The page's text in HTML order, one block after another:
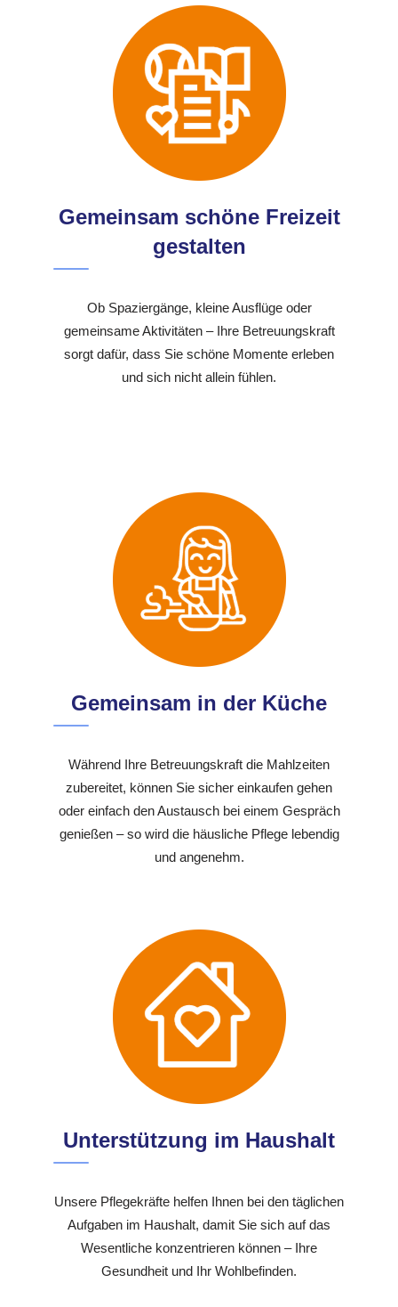
Gemeinsam schöne Freizeit
gestalten
Ob Spaziergänge, kleine Ausflüge oder
gemeinsame Aktivitäten – Ihre Betreuungskraft
sorgt dafür, dass Sie schöne Momente erleben
und sich nicht allein fühlen.
Gemeinsam in der Küche
Während Ihre Betreuungskraft die Mahlzeiten
zubereitet, können Sie sicher einkaufen gehen
oder einfach den Austausch bei einem Gespräch
genießen – so wird die häusliche Pflege lebendig
und angenehm.
Unterstützung im Haushalt
Unsere Pflegekräfte helfen Ihnen bei den täglichen
Aufgaben im Haushalt, damit Sie sich auf das
Wesentliche konzentrieren können – Ihre
Gesundheit und Ihr Wohlbefinden.